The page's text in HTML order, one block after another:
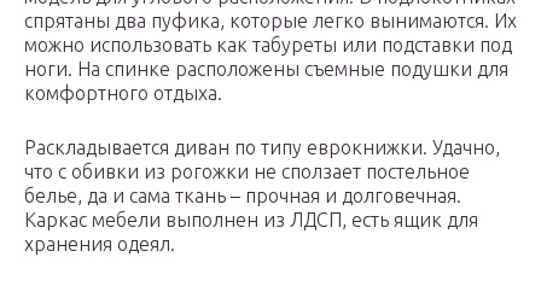
спрятаны два пуфика, которые легко вынимаются. Их
можно использовать как табуреты или подставки под
ноги. На спинке расположены съемные подушки для
комфортного отдыха.
Раскладывается диван по типу еврокнижки. Удачно,
что с обивки из рогожки не сползает постельное
белье, да и сама ткань – прочная и долговечная.
Каркас мебели выполнен из ЛДСП, есть ящик для
хранения одеял.